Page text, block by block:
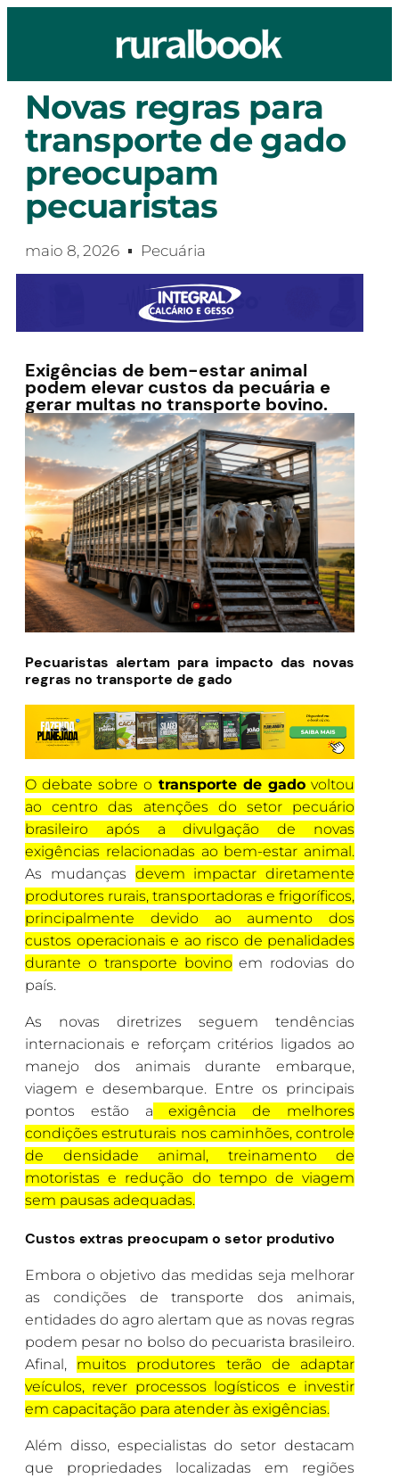
Novas regras para
transporte de gado
preocupam
pecuaristas
maio 8, 2026 Pecuária
Exigências de bem-estar animal
podem elevar custos da pecuária e
gerar multas no transporte bovino.
Pecuaristas alertam para impacto das novas
regras no transporte de gado
O debate sobre o transporte de gadovoltou
ao centro das atenções do setor pecuário
brasileiro após a divulgação de novas
exigências relacionadas ao bem-estar animal.
As mudanças devem impactar diretamente
produtores rurais, transportadoras e frigoríficos,
principalmente devido ao aumento dos
custos operacionais e ao risco de penalidades
durante o transporte bovino em rodovias do
país.
As novas diretrizes seguem tendências
internacionais e reforçam critérios ligados ao
manejo dos animais durante embarque,
viagem e desembarque. Entre os principais
pontos estão a exigência de melhores
condições estruturais nos caminhões, controle
de densidade animal, treinamento de
motoristas e redução do tempo de viagem
sem pausas adequadas.
Custos extras preocupam o setor produtivo
Embora o objetivo das medidas seja melhorar
as condições de transporte dos animais,
entidades do agro alertam que as novas regras
podem pesar no bolso do pecuarista brasileiro.
Afinal, muitos produtores terão de adaptar
veículos, rever processos logísticos e investir
em capacitação para atender às exigências.
Além disso, especialistas do setor destacam
que propriedades localizadas em regiões